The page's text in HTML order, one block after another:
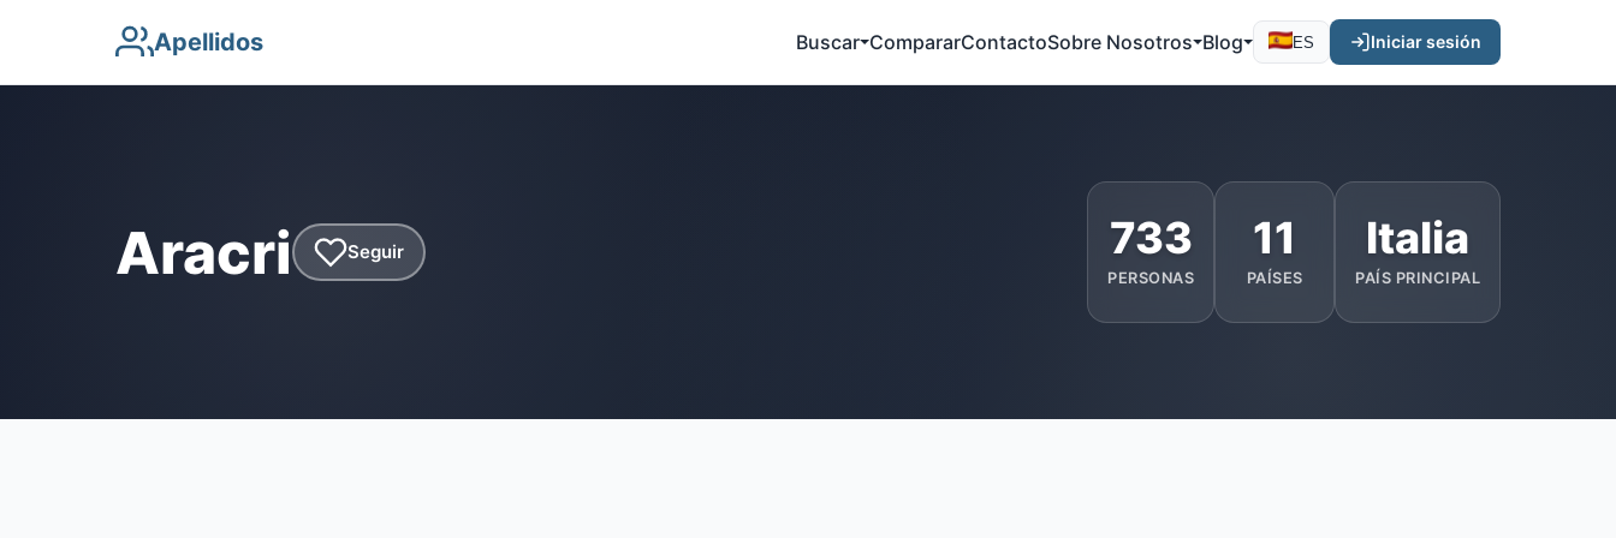
Apellidos Buscar CompararContactoSobre Nosotros Blog ES Iniciar sesión
Aracri Seguir 733
PERSONAS
11
PAÍSES
Italia
PAÍS PRINCIPAL